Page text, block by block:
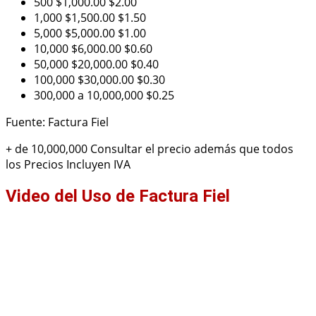
1,000 $1,500.00 $1.50
5,000 $5,000.00 $1.00
10,000 $6,000.00 $0.60
50,000 $20,000.00 $0.40
100,000 $30,000.00 $0.30
300,000 a 10,000,000 $0.25
Fuente: Factura Fiel
+ de 10,000,000 Consultar el precio además que todos
los Precios Incluyen IVA
Video del Uso de Factura Fiel